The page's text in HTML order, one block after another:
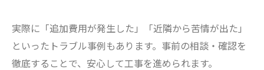
実際に「追加費用が発生した」「近隣から苦情が出た」
といったトラブル事例もあります。事前の相談・確認を
徹底することで、安心して工事を進められます。